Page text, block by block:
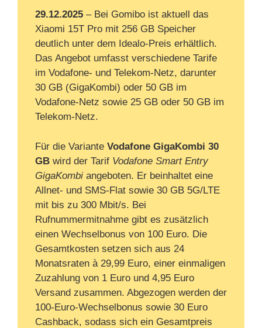
29.12.2025 – Bei Gomibo ist aktuell das
Xiaomi 15T Pro mit 256 GB Speicher
deutlich unter dem Idealo‑Preis erhältlich.
Das Angebot umfasst verschiedene Tarife
im Vodafone‑ und Telekom‑Netz, darunter
30 GB (GigaKombi) oder 50 GB im
Vodafone‑Netz sowie 25 GB oder 50 GB im
Telekom‑Netz.
Für die Variante Vodafone GigaKombi 30
GB wird der Tarif Vodafone Smart Entry
GigaKombi angeboten. Er beinhaltet eine
Allnet‑ und SMS‑Flat sowie 30 GB 5G/LTE
mit bis zu 300 Mbit/s. Bei
Rufnummermitnahme gibt es zusätzlich
einen Wechselbonus von 100 Euro. Die
Gesamtkosten setzen sich aus 24
Monatsraten à 29,99 Euro, einer einmaligen
Zuzahlung von 1 Euro und 4,95 Euro
Versand zusammen. Abgezogen werden der
100‑Euro‑Wechselbonus sowie 30 Euro
Cashback, sodass sich ein Gesamtpreis